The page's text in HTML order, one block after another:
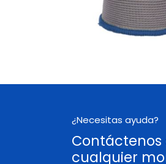
¿Necesitas ayuda?
Contáctenos
cualquier